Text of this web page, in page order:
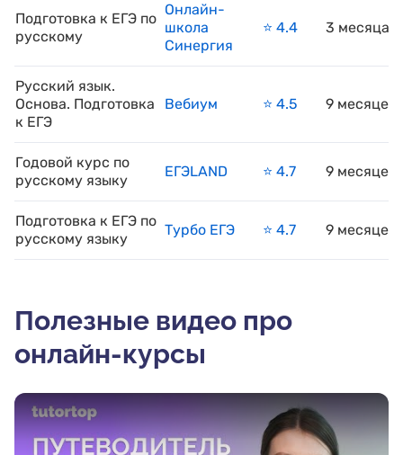
Подготовка к ЕГЭ по
русскому
Онлайн-
школа
Синергия
⭐️ 4.4 3 месяца
Русский язык.
Основа. Подготовка
к ЕГЭ
Вебиум ⭐️ 4.5 9 месяцев
Годовой курс по
русскому языку
ЕГЭLAND ⭐️ 4.7 9 месяцев
Подготовка к ЕГЭ по
русскому языку
Турбо ЕГЭ ⭐️ 4.7 9 месяцев
Полезные видео про
онлайн-курсы